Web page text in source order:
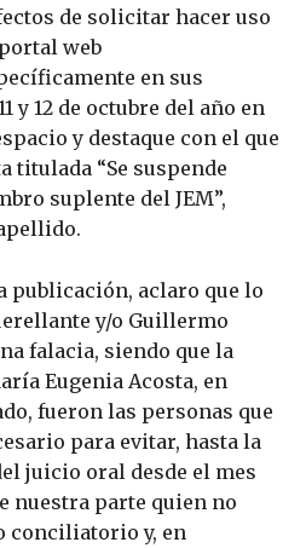
de solicitar hacer uso
web
en sus
y 12 de octubre del año en
y destaque con el que
titulada “Se suspende
suplente del JEM”,
publicación, aclaro que lo
y/o Guillermo
falacia, siendo que la
Eugenia Acosta, en
fueron las personas que
para evitar, hasta la
juicio oral desde el mes
nuestra parte quien no
conciliatorio y, en